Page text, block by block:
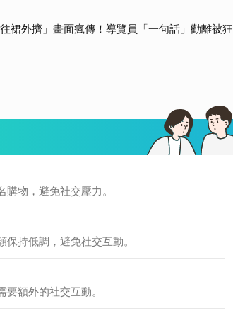
裙外擠」畫面瘋傳！導覽員「一句話」勸離被狂
物，避免社交壓力。
持低調，避免社交互動。
額外的社交互動。